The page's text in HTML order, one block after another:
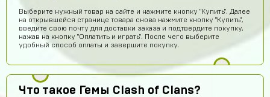
Выберите нужный товар на сайте и нажмите кнопку "Купить". Далее
на открывшейся странице товара снова нажмите кнопку "Купить",
введите свою почту для доставки заказа и подтвердите покупку,
нажав на кнопку "Оплатить и играть". После чего выберите
удобный способ оплаты и завершите покупку.
Что такое Гемы Clash of Clans?
hits250908